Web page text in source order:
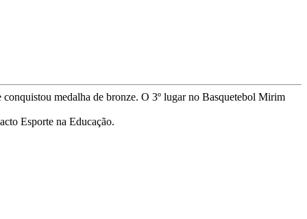
medalha de bronze. O 3º lugar no Basquetebol Mirim
Esporte na Educação.